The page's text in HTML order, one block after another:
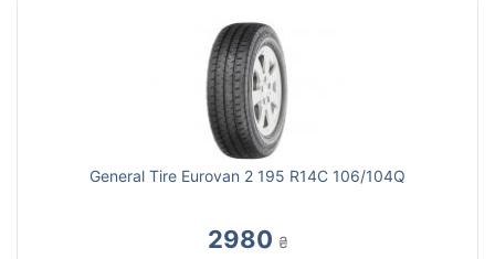
General Tire Eurovan 2 195 R14C 106/104Q
2980 ₴